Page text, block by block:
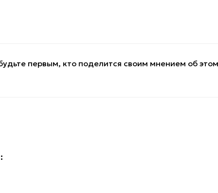
первым, кто поделится своим мнением об этом